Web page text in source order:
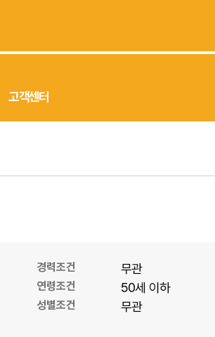
고객센터
경력조건 무관
연령조건 50세 이하
성별조건 무관